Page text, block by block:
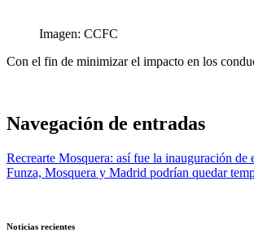
Imagen: CCFC
Con el fin de minimizar el impacto en los
Navegación de entradas
Recrearte Mosquera: así fue la inauguración de
Funza, Mosquera y Madrid podrían quedar
Noticias recientes